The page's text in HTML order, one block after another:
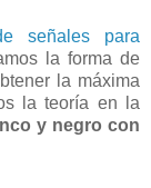
señales para
la forma de
la máxima
la teoría en la
y negro con